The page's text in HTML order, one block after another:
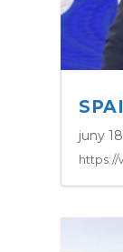
juny
https://